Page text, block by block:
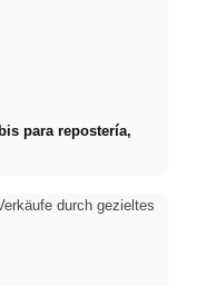
para repostería,